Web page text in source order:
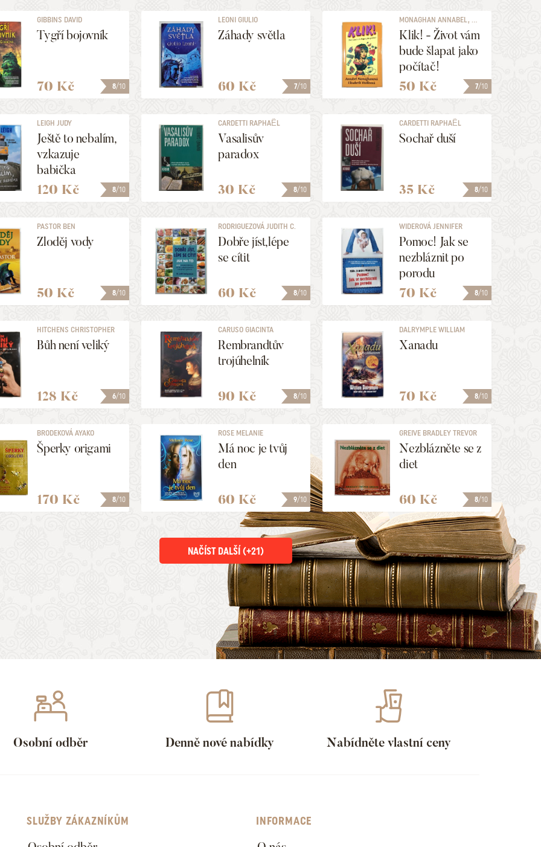
8/10
GIBBINS DAVID
Tygří bojovník
70 Kč 7/10
LEONI GIULIO
Záhady světla
60 Kč 7/10
MONAGHAN ANNABEL, ...
Klik! - Život vám
bude šlapat jako
počítač!
50 Kč
8/10
LEIGH JUDY
Ještě to nebalím,
vzkazuje
babička
120 Kč 8/10
CARDETTI RAPHAËL
Vasalisův
paradox
30 Kč 8/10
CARDETTI RAPHAËL
Sochař duší
35 Kč
8/10
PASTOR BEN
Zloděj vody
50 Kč 8/10
RODRIGUEZOVÁ JUDITH C.
Dobře jíst,lépe
se cítit
60 Kč 8/10
WIDEROVÁ JENNIFER
Pomoc! Jak se
nezbláznit po
porodu
70 Kč
6/10
HITCHENS CHRISTOPHER
Bůh není veliký
128 Kč 8/10
CARUSO GIACINTA
Rembrandtův
trojúhelník
90 Kč 8/10
DALRYMPLE WILLIAM
Xanadu
70 Kč
8/10
BRODEKOVÁ AYAKO
Šperky origami
170 Kč 9/10
ROSE MELANIE
Má noc je tvůj
den
60 Kč 8/10
GREIVE BRADLEY TREVOR
Nezblázněte se z
diet
60 Kč
NAČÍST DALŠÍ (+21)
Osobní odběr Denně nové nabídky Nabídněte vlastní ceny
SLUŽBY ZÁKAZNÍKŮM INFORMACE